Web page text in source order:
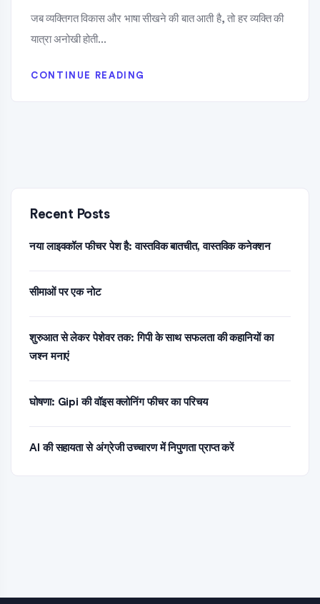
जब व्यक्तिगत विकास और भाषा सीखने की बात आती है, तो हर व्यक्ति की
यात्रा अनोखी होती...
CONTINUE READING
Recent Posts
नया लाइवकॉल फीचर पेश है: वास्तविक बातचीत, वास्तविक कनेक्शन
सीमाओं पर एक नोट
शुरुआत से लेकर पेशेवर तक: गिपी के साथ सफलता की कहानियों का
जश्न मनाएं
घोषणा: Gipi की वॉइस क्लोनिंग फीचर का परिचय
AI की सहायता से अंग्रेजी उच्चारण में निपुणता प्राप्त करें